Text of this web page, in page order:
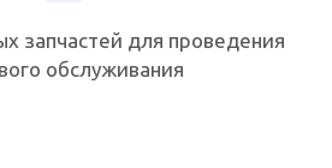
запчастей для проведения
обслуживания